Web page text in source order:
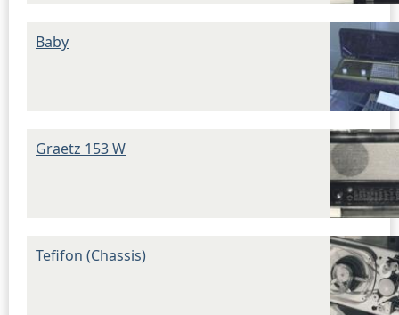
Baby
Graetz 153 W
Tefifon (Chassis)